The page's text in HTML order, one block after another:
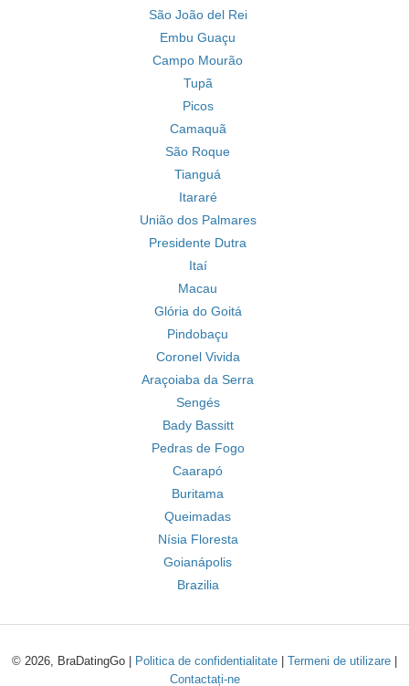
São João del Rei
Embu Guaçu
Campo Mourão
Tupã
Picos
Camaquã
São Roque
Tianguá
Itararé
União dos Palmares
Presidente Dutra
Itaí
Macau
Glória do Goitá
Pindobaçu
Coronel Vivida
Araçoiaba da Serra
Sengés
Bady Bassitt
Pedras de Fogo
Caarapó
Buritama
Queimadas
Nísia Floresta
Goianápolis
Brazilia
© 2026, BraDatingGo | Politica de confidentialitate Termeni de utilizare
Contactați-ne